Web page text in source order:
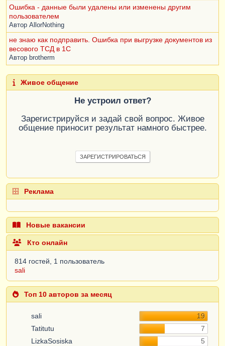
Ошибка - данные были удалены или изменены другим
пользователем
Автор AllorNothing
не знаю как подправить. Ошибка при выгрузке документов из
весового ТСД в 1С
Автор brotherm
Живое общение
Не устроил ответ?
Зарегистрируйся и задай свой вопрос. Живое
общение приносит результат намного быстрее.
ЗАРЕГИСТРИРОВАТЬСЯ
Реклама
Новые вакансии
Кто онлайн
814 гостей, 1 пользователь
sali
Топ 10 авторов за месяц
sali
19
Tatitutu
7
LizkaSosiska
5